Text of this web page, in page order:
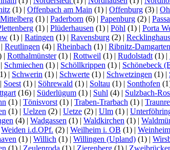
(1) | Offenbach am Main (1) | Offenburg (3) |
(1) | Paderborn (6) | Papenburg (2) |
(1) | Plüderhausen (1) | Pöhl (1) | Porta
(1) | Ratingen (1) | Ravensburg (2) |
| Reutlingen (4) | Rheinbach (1) | Ribnitz-Damgarten
| Rotthalmünster(1) | Rottweil (1) | Rudolstadt (1) |
| Schmiechen (1) | Schöllkrippen (1) | Schönebeck
| Schwerin (1) | Schwerte (1) | Schwetzingen (1) |
| Soest (1) | Söhrewald (1) | Soltau (1) | Sonthofen
(16) | Süderlügum (1) | Suhl (4) | Sulzbach-
(1) | Tönisvorst (1) | Traben-Trarbach (1) |
(1) | Uelzen (2) | Uetze (2) | Ulm (1) |
(4) | Wadgassen (1) | Waldkirchen (1) |
Weiden i.d.OPf. (2) | Weilheim i. OB (1) | Weinheim
(1) | Willich (1) | Willingen (Upland) (1) |
(1) | Zeulenroda (1) | Zierenberg (1) |